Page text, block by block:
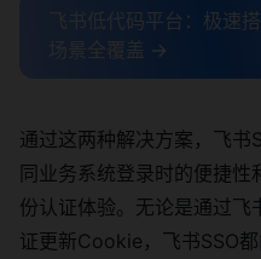
飞书低代码平台：极速
场景全覆盖 →
通过这两种解决方案，飞书
同业务系统登录时的便捷
份认证体验。无论是通过飞
证更新Cookie，飞书SSO